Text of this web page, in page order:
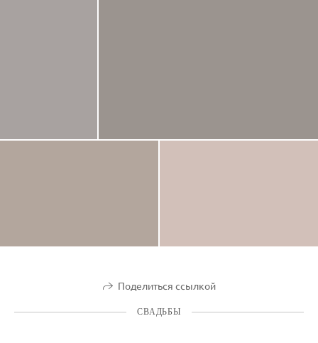
Поделиться ссылкой
СВАДЬБЫ